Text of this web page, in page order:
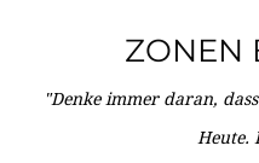
ZONEN
"Denke immer daran,
Heute.